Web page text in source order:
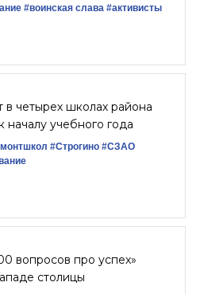
#воинская слава #активисты
в четырех школах района
началу учебного года
#Строгино #СЗАО
вопросов про успех»
столицы